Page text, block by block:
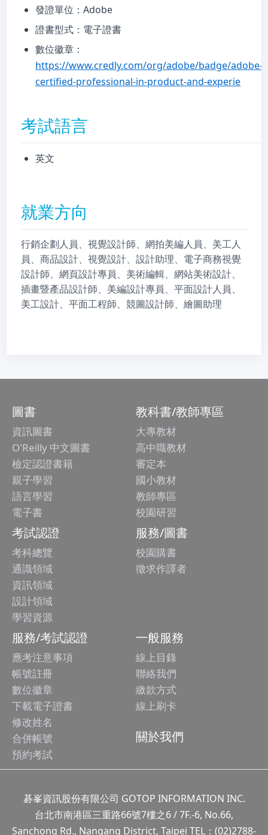
發證單位：Adobe
證書型式：電子證書
數位徽章：
https://www.credly.com/org/adobe/badge/adobe-
certified-professional-in-product-and-experie
考試語言
英文
就業方向
行銷企劃人員、視覺設計師、網拍美編人員、美工人
員、商品設計、視覺設計、設計助理、電子商務視覺
設計師、網頁設計專員、美術編輯、網站美術設計、
插畫暨產品設計師、美編設計專員、平面設計人員、
美工設計、平面工程師、競圖設計師、繪圖助理
圖書
資訊圖書
O'Reilly 中文圖書
檢定認證書籍
親子學習
語言學習
電子書
教科書/教師專區
大專教材
高中職教材
審定本
國小教材
教師專區
校園研習
考試認證
考科總覽
通識領域
資訊領域
設計領域
學習資源
服務/圖書
校園購書
徵求作譯者
服務/考試認證
應考注意事項
帳號註冊
數位徽章
下載電子證書
修改姓名
合併帳號
預約考試
一般服務
線上目錄
聯絡我們
繳款方式
線上刷卡
關於我們
碁峯資訊股份有限公司 GOTOP INFORMATION INC.
台北市南港區三重路66號7樓之6 / 7F.-6, No.66,
Sanchong Rd., Nangang District, Taipei TEL：(02)2788-